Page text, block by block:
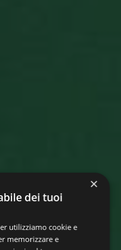
×
dei tuoi
utilizziamo cookie e
memorizzare e